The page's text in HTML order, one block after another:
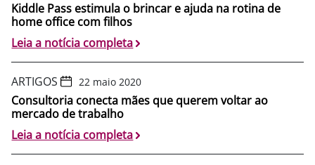
Kiddle Pass estimula o brincar e ajuda na rotina de
home office com filhos
Leia a notícia completa
ARTIGOS 22 maio 2020
Consultoria conecta mães que querem voltar ao
mercado de trabalho
Leia a notícia completa